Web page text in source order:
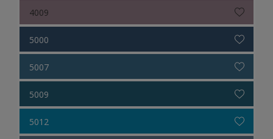
4009
5000
5007
5009
5012